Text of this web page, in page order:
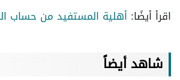
اقرأ أيضًا: أهلية المستفيد من حساب
شاهد أيضاً